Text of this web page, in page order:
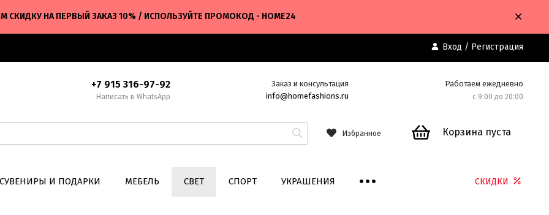
СКИДКУ НА ПЕРВЫЙ ЗАКАЗ 10% / ИСПОЛЬЗУЙТЕ ПРОМОКОД - HOME24
Вход / Регистрация
+7 915 316-97-92
Написать в WhatsApp
Заказ и консультация
info@homefashions.ru
Работаем ежедневно
с 9:00 до 20:00
Избранное Корзина пуста
СУВЕНИРЫ И ПОДАРКИ МЕБЕЛЬ СВЕТ СПОРТ УКРАШЕНИЯ СКИДКИ